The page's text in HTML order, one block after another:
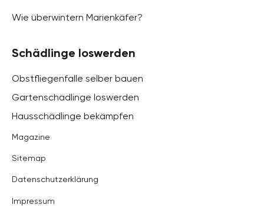
Wie überwintern Marienkäfer?
Schädlinge loswerden
Obstfliegenfalle selber bauen
Gartenschädlinge loswerden
Hausschädlinge bekämpfen
Magazine
Sitemap
Datenschutzerklärung
Impressum